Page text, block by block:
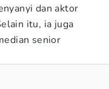
dan aktor
itu, ia juga
senior